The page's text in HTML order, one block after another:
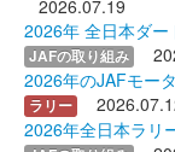
2026.07.19
2026年 全日本ダ
JAFの取り組み
2026年のJAFモー
ラリー
2026年全日本ラリ